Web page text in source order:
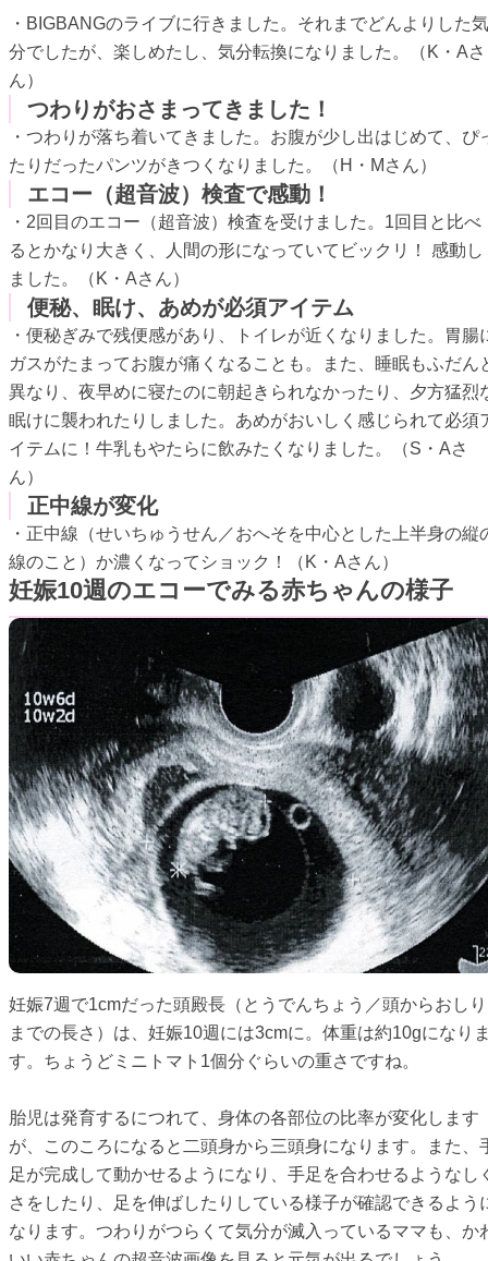
・BIGBANGのライブに行きました。それまでどんよりした気
分でしたが、楽しめたし、気分転換になりました。（K・Aさ
ん）
つわりがおさまってきました！
・つわりが落ち着いてきました。お腹が少し出はじめて、ぴ
たりだったパンツがきつくなりました。（H・Mさん）
エコー（超音波）検査で感動！
・2回目のエコー（超音波）検査を受けました。1回目と比べ
るとかなり大きく、人間の形になっていてビックリ！ 感動し
ました。（K・Aさん）
便秘、眠け、あめが必須アイテム
・便秘ぎみで残便感があり、トイレが近くなりました。胃腸
ガスがたまってお腹が痛くなることも。また、睡眠もふだん
異なり、夜早めに寝たのに朝起きられなかったり、夕方猛烈
眠けに襲われたりしました。あめがおいしく感じられて必須
イテムに！牛乳もやたらに飲みたくなりました。（S・Aさ
ん）
正中線が変化
・正中線（せいちゅうせん／おへそを中心とした上半身の縦
線のこと）か濃くなってショック！（K・Aさん）
妊娠10週のエコーでみる赤ちゃんの様子
妊娠7週で1cmだった頭殿長（とうでんちょう／頭からおしり
までの長さ）は、妊娠10週には3cmに。体重は約10gになり
す。ちょうどミニトマト1個分ぐらいの重さですね。
胎児は発育するにつれて、身体の各部位の比率が変化します
が、このころになると二頭身から三頭身になります。また、
足が完成して動かせるようになり、手足を合わせるようなし
さをしたり、足を伸ばしたりしている様子が確認できるよう
なります。つわりがつらくて気分が滅入っているママも、か